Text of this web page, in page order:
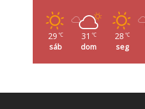
29 ℃
sáb
31 ℃
dom
28 ℃
seg